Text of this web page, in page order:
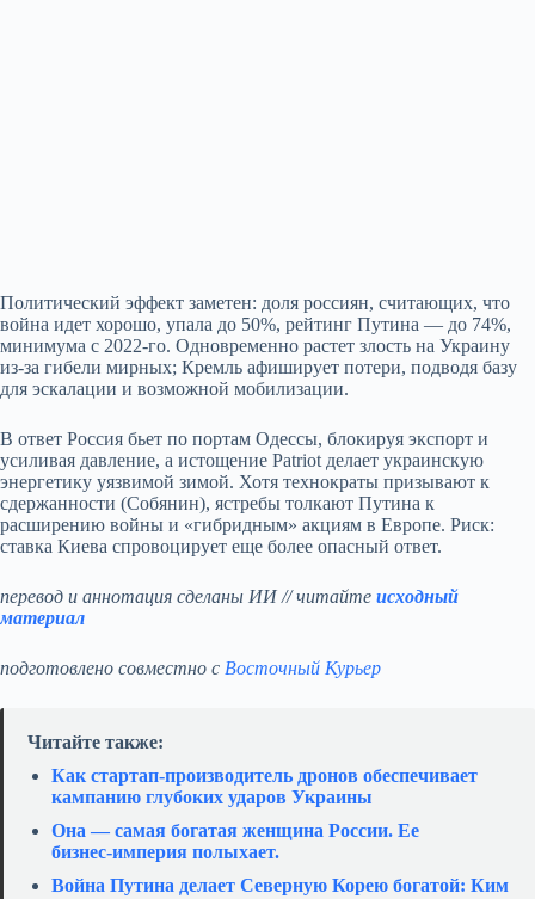
Политический эффект заметен: доля россиян, считающих, что
война идет хорошо, упала до 50%, рейтинг Путина — до 74%,
минимума с 2022‑го. Одновременно растет злость на Украину
из‑за гибели мирных; Кремль афиширует потери, подводя базу
для эскалации и возможной мобилизации.
В ответ Россия бьет по портам Одессы, блокируя экспорт и
усиливая давление, а истощение Patriot делает украинскую
энергетику уязвимой зимой. Хотя технократы призывают к
сдержанности (Собянин), ястребы толкают Путина к
расширению войны и «гибридным» акциям в Европе. Риск:
ставка Киева спровоцирует еще более опасный ответ.
перевод и аннотация сделаны ИИ // читайте исходный
материал
подготовлено совместно с Восточный Курьер
Читайте также:
Как стартап‑производитель дронов обеспечивает
кампанию глубоких ударов Украины
Она — самая богатая женщина России. Ее
бизнес‑империя полыхает.
Война Путина делает Северную Корею богатой: Ким